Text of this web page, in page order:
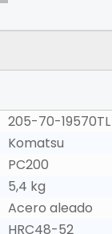
205-70-19570TL
Komatsu
PC200
5,4 kg
Acero aleado
HRC48-52